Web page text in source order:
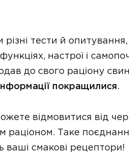
різні тести й
настрої і
до свого раціону
покращилися.
відмовитися від
раціоном. Таке
ваші смакові рецептори!